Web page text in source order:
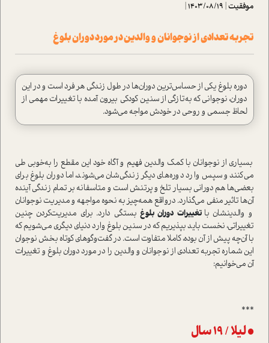
موفقیت|
1403/08/19
|
تجربه تعدادی از نوجوانان و والدین در مورد دوران بلوغ
دوره بلوغ یکی از حساس‌ترین دوران‌ها در طول زندگی هر فرد ا‌ست و در این
دوران، نوجوانی که به‌تازگی از سنین کودکی بیرون آمده با تغییرات مهمی از
لحاظ جسمی و روحی در خودش مواجه می‌شود.
بسیاری از نوجوانان با کمک والدین فهیم و آگاه خود این مقطع را به‌خوبی طی
می‌کنند و سپس وارد دوره‌های دیگر زندگی‌شان می‌شوند، اما دوران بلوغ برای
بعضی‌ها هم دورانی بسیار تلخ و پر‌تنش ا‌ست و متاسفانه بر تمام زندگی آینده
آن‌ها تاثیر منفی می‌گذارد. در‌واقع همه‌چیز به نحوه مواجهه و مدیریت نوجوانان
و والدینشان با تغییرات دوران بلوغ بستگی دارد. برای مدیریت‌کردن چنین
تغییراتی، نخست باید بپذیریم که در سنین بلوغ وارد دنیای د‌یگری می‌شویم که
با آن‌چه پیش از آن بوده، کاملا متفاوت ا‌ست. در گفت‌وگوهای کوتاه بخش نوجوان
این شماره تجربه تعدادی از نوجوانان و والدین را در مورد دوران بلوغ و تغییرات
آن می‌خوانیم:
***
• لیلا / 19 سال